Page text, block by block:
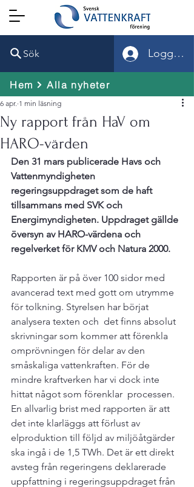
Sök Logga in
Hem Alla nyheter
Ny rapport från HaV om
HARO-värden
6 apr. 1 min läsning
Den 31 mars publicerade Havs och
Vattenmyndigheten
regeringsuppdraget som de haft
tillsammans med SVK och
Energimyndigheten. Uppdraget gällde
översyn av HARO-värdena och
regelverket för KMV och Natura 2000.
Rapporten är på över 100 sidor med
avancerad text med gott om utrymme
för tolkning. Styrelsen har börjat
analysera texten och  det finns absolut
skrivningar som kommer att förenkla
omprövningen för delar av den
småskaliga vattenkraften. För de
mindre kraftverken har vi dock inte
hittat något som förenklar  processen.
En allvarlig brist med rapporten är att
det inte klarläggs att förlust av
elproduktion till följd av miljöåtgärder
ska ingå i de 1,5 TWh. Det är ett direkt
avsteg från regeringens deklarerade
uppfattning i regeringsuppdraget från